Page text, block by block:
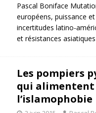
Pascal Boniface
européens, puissance
incertitudes latino-
et résistances
Les pompiers
qui alimentent
l’islamophobie